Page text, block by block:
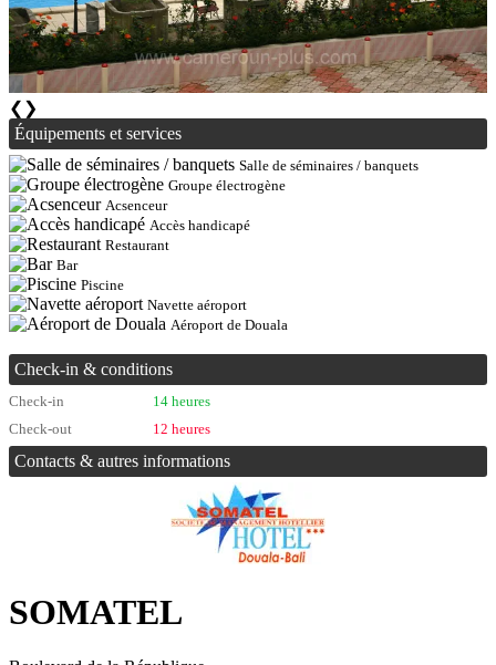
❮ ❯
Équipements et services
Salle de séminaires / banquets
Groupe électrogène
Acsenceur
Accès handicapé
Restaurant
Bar
Piscine
Navette aéroport
Aéroport de Douala
Check-in & conditions
Check-in
14 heures
Check-out
12 heures
Contacts & autres informations
SOMATEL